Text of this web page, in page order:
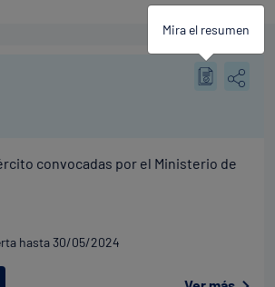
convocadas por el Ministerio de
hasta 30/05/2024
Mira el resumen